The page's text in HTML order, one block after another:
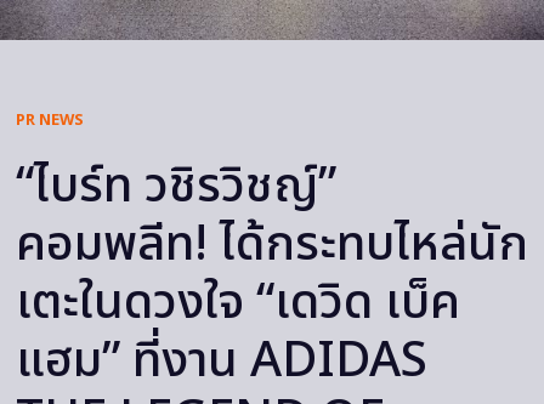
PR NEWS
“ไบร์ท วชิรวิชญ์”
คอมพลีท! ได้กระทบไหล่นัก
เตะในดวงใจ “เดวิด เบ็ค
แฮม” ที่งาน ADIDAS